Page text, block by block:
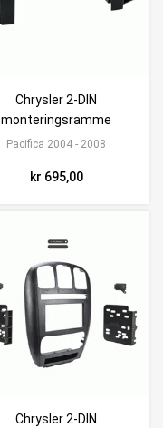
Chrysler 2-DIN
monteringsramme
Pacifica 2004 - 2008
kr 695,00
Chrysler 2-DIN